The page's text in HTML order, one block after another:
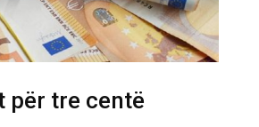
për tre centë